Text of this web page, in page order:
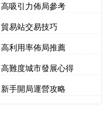
吸引力佈局參考
易站交易技巧
利用率佈局推薦
難度城市發展心得
手開局運營攻略